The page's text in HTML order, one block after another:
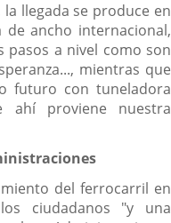
llegada se produce en
ancho internacional,
a nivel como son
mientras que
futuro con tuneladora
ahí proviene nuestra
del ferrocarril en
ciudadanos "y una